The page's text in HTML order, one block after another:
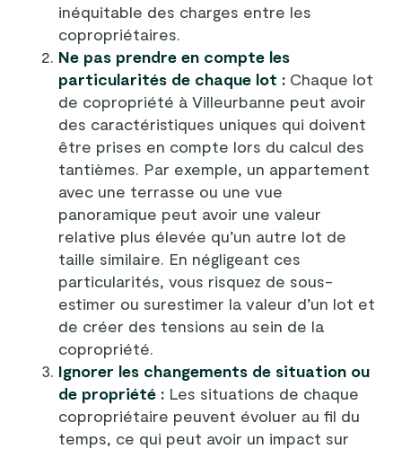
inéquitable des charges entre les
copropriétaires.
Ne pas prendre en compte les
particularités de chaque lot : Chaque lot
de copropriété à Villeurbanne peut avoir
des caractéristiques uniques qui doivent
être prises en compte lors du calcul des
tantièmes. Par exemple, un appartement
avec une terrasse ou une vue
panoramique peut avoir une valeur
relative plus élevée qu’un autre lot de
taille similaire. En négligeant ces
particularités, vous risquez de sous-
estimer ou surestimer la valeur d’un lot et
de créer des tensions au sein de la
copropriété.
Ignorer les changements de situation ou
de propriété : Les situations de chaque
copropriétaire peuvent évoluer au fil du
temps, ce qui peut avoir un impact sur